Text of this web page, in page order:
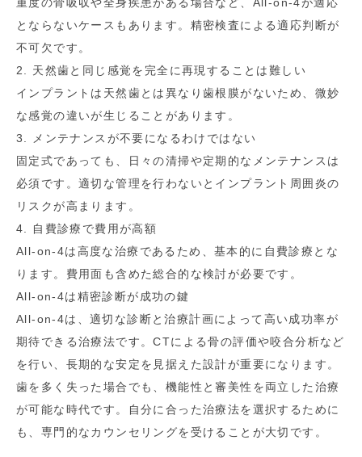
重度の骨吸収や全身疾患がある場合など、All-on-4が適応
とならないケースもあります。精密検査による適応判断が
不可欠です。
2. 天然歯と同じ感覚を完全に再現することは難しい
インプラントは天然歯とは異なり歯根膜がないため、微妙
な感覚の違いが生じることがあります。
3. メンテナンスが不要になるわけではない
固定式であっても、日々の清掃や定期的なメンテナンスは
必須です。適切な管理を行わないとインプラント周囲炎の
リスクが高まります。
4. 自費診療で費用が高額
All-on-4は高度な治療であるため、基本的に自費診療とな
ります。費用面も含めた総合的な検討が必要です。
All-on-4は精密診断が成功の鍵
All-on-4は、適切な診断と治療計画によって高い成功率が
期待できる治療法です。CTによる骨の評価や咬合分析など
を行い、長期的な安定を見据えた設計が重要になります。
歯を多く失った場合でも、機能性と審美性を両立した治療
が可能な時代です。自分に合った治療法を選択するために
も、専門的なカウンセリングを受けることが大切です。